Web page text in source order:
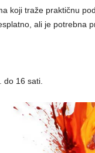
koji traže praktičnu
ali je potrebna
do 16 sati.